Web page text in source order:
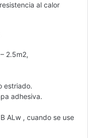
al calor
2.5m2,
estriado.
adhesiva.
ALw , cuando se use